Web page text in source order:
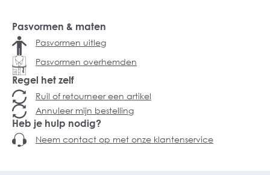
Pasvormen & maten
Pasvormen uitleg
Pasvormen overhemden
Regel het zelf
Ruil of retourneer een artikel
Annuleer mijn bestelling
Heb je hulp nodig?
Neem contact op met onze klantenservice